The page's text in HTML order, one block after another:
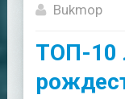
Bukmop
ТОП-10